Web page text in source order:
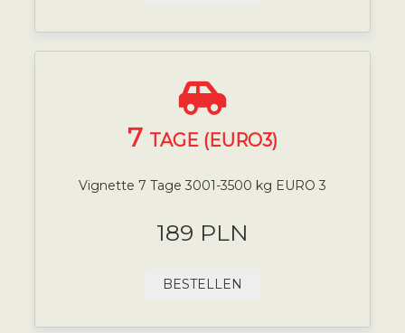
7 TAGE (EURO3)
Vignette 7 Tage 3001-3500 kg EURO 3
189 PLN
BESTELLEN